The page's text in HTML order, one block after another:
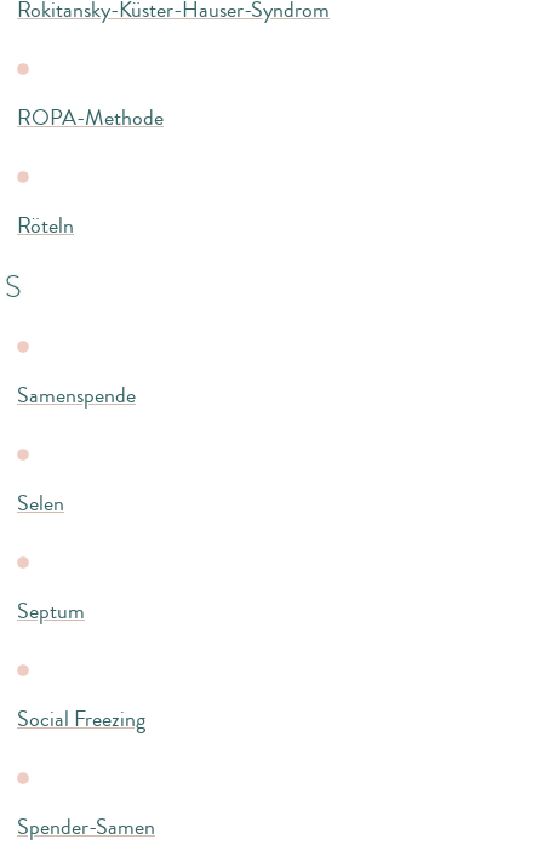
Rokitansky-Küster-Hauser-Syndrom
ROPA-Methode
Röteln
S
Samenspende
Selen
Septum
Social Freezing
Spender-Samen